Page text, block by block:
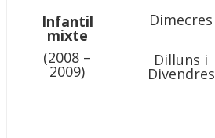
Infantil
mixte
(2008 –
2009)
Dimecres
Dilluns i
Divendres